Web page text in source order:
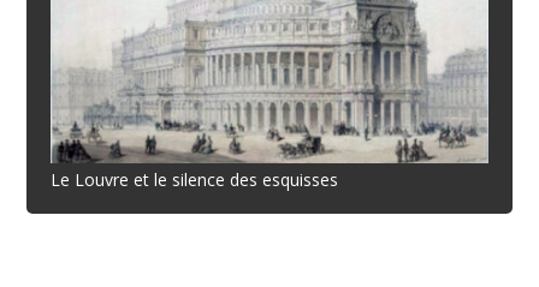
Le Louvre et le silence des esquisses